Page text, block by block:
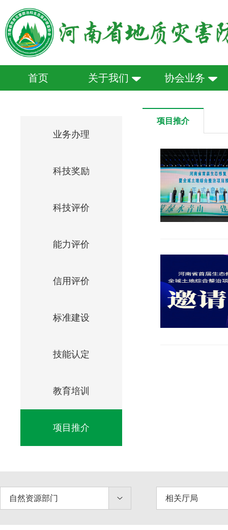
首页 关于我们 协会业务
业务办理
科技奖励
科技评价
能力评价
信用评价
标准建设
技能认定
教育培训
项目推介
项目推介
自然资源部门 相关厅局